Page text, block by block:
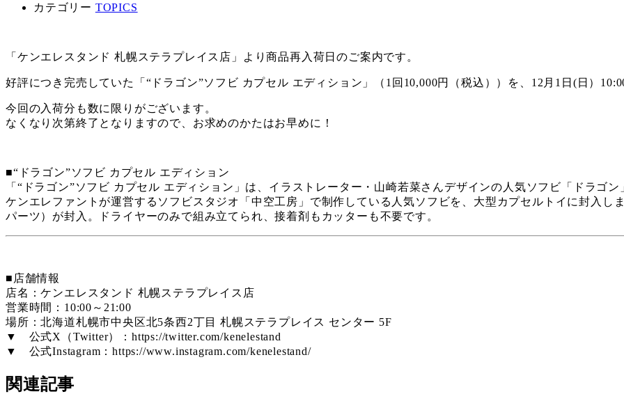
カテゴリー TOPICS
「ケンエレスタンド 札幌ステラプレイス店」より商品再入荷日のご案内です。
好評につき完売していた「“ドラゴン”ソフビ カプセル エディション」（1回10,000円（税込））を、12月1日(日）
今回の入荷分も数に限りがございます。
なくなり次第終了となりますので、お求めのかたはお早めに！
■“ドラゴン”ソフビ カプセル エディション
「“ドラゴン”ソフビ カプセル エディション」は、イラストレーター・山崎若菜さんデザインの人気ソフビ「ドラゴ
ケンエレファントが運営するソフビスタジオ「中空工房」で制作している人気ソフビを、大型カプセルトイに封入し
パーツ）が封入。ドライヤーのみで組み立てられ、接着剤もカッターも不要です。
■店舗情報
店名：ケンエレスタンド 札幌ステラプレイス店
営業時間：10:00～21:00
場所：北海道札幌市中央区北5条西2丁目 札幌ステラプレイス センター 5F
▼ 公式X（Twitter）：https://twitter.com/kenelestand
▼ 公式Instagram：https://www.instagram.com/kenelestand/
関連記事